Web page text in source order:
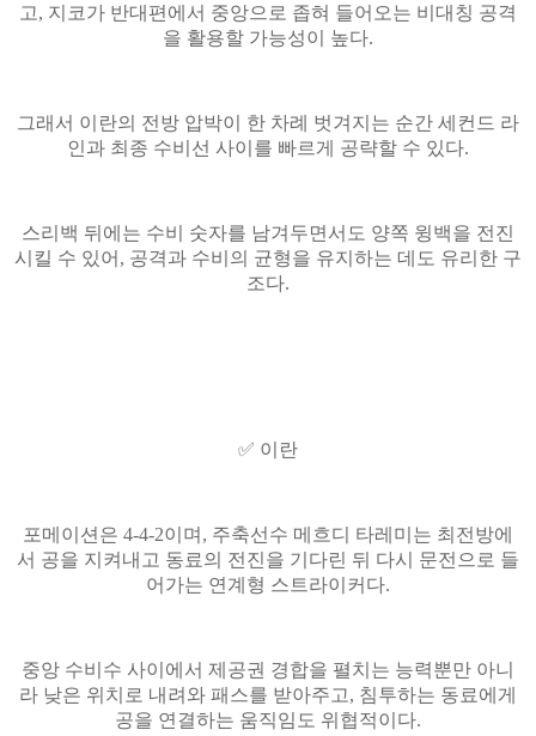
고, 지코가 반대편에서 중앙으로 좁혀 들어오는 비대칭 공격
을 활용할 가능성이 높다.
그래서 이란의 전방 압박이 한 차례 벗겨지는 순간 세컨드 라
인과 최종 수비선 사이를 빠르게 공략할 수 있다.
스리백 뒤에는 수비 숫자를 남겨두면서도 양쪽 윙백을 전진
시킬 수 있어, 공격과 수비의 균형을 유지하는 데도 유리한 구
조다.
✅ 이란
포메이션은 4-4-2이며, 주축선수 메흐디 타레미는 최전방에
서 공을 지켜내고 동료의 전진을 기다린 뒤 다시 문전으로 들
어가는 연계형 스트라이커다.
중앙 수비수 사이에서 제공권 경합을 펼치는 능력뿐만 아니
라 낮은 위치로 내려와 패스를 받아주고, 침투하는 동료에게
공을 연결하는 움직임도 위협적이다.